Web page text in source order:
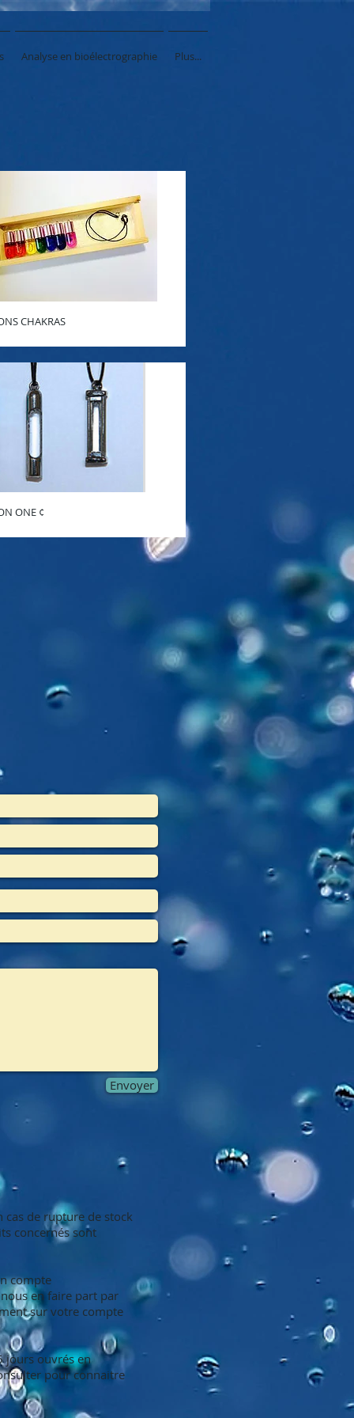
Analyse en bioélectrographie Plus...
CHAKRAS
ONE ¢
Envoyer
de rupture de stock
concernés sont
compte
en faire part par
sur votre compte
jours ouvrés en
pour connaitre